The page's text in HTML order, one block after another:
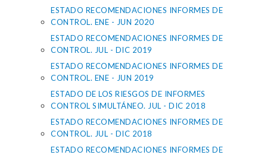
ESTADO RECOMENDACIONES INFORMES DE
CONTROL. ENE - JUN 2020
ESTADO RECOMENDACIONES INFORMES DE
CONTROL. JUL - DIC 2019
ESTADO RECOMENDACIONES INFORMES DE
CONTROL. ENE - JUN 2019
ESTADO DE LOS RIESGOS DE INFORMES
CONTROL SIMULTÁNEO. JUL - DIC 2018
ESTADO RECOMENDACIONES INFORMES DE
CONTROL. JUL - DIC 2018
ESTADO RECOMENDACIONES INFORMES DE